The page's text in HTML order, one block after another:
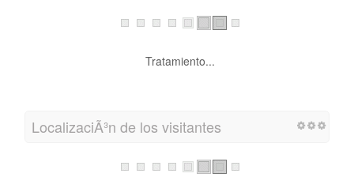
Tratamiento...
LocalizaciÃ³n de los visitantes